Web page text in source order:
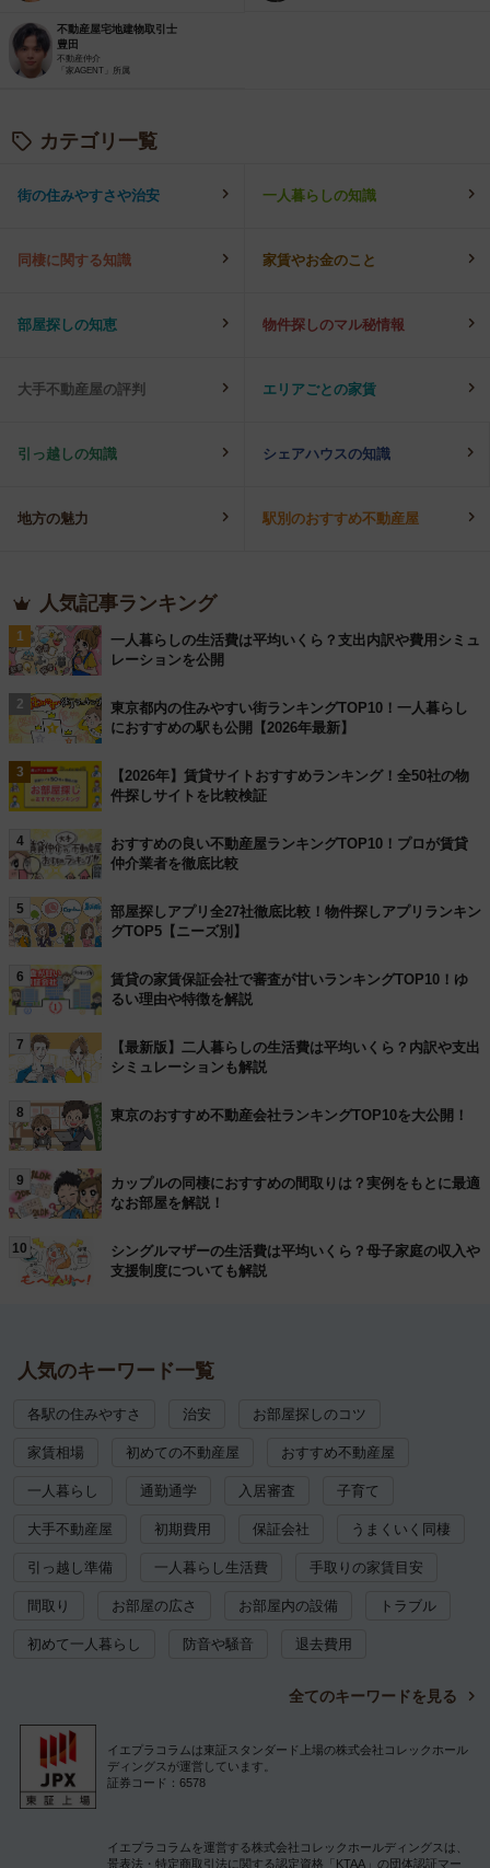
不動産屋宅地建物取引士
豊田
不動産仲介
「家AGENT」所属
カテゴリ一覧
街の住みやすさや治安 一人暮らしの知識
同棲に関する知識 家賃やお金のこと
部屋探しの知恵 物件探しのマル秘情報
大手不動産屋の評判 エリアごとの家賃
引っ越しの知識 シェアハウスの知識
地方の魅力 駅別のおすすめ不動産屋
人気記事ランキング
1
一人暮らしの生活費は平均いくら？支出内訳や費用シミュ
レーションを公開
2
東京都内の住みやすい街ランキングTOP10！一人暮らし
におすすめの駅も公開【2026年最新】
3
【2026年】賃貸サイトおすすめランキング！全50社の物
件探しサイトを比較検証
4
おすすめの良い不動産屋ランキングTOP10！プロが賃貸
仲介業者を徹底比較
5
部屋探しアプリ全27社徹底比較！物件探しアプリランキン
グTOP5【ニーズ別】
6
賃貸の家賃保証会社で審査が甘いランキングTOP10！ゆ
るい理由や特徴を解説
7
【最新版】二人暮らしの生活費は平均いくら？内訳や支出
シミュレーションも解説
8 東京のおすすめ不動産会社ランキングTOP10を大公開！
9
カップルの同棲におすすめの間取りは？実例をもとに最適
なお部屋を解説！
10
シングルマザーの生活費は平均いくら？母子家庭の収入や
支援制度についても解説
人気のキーワード一覧
各駅の住みやすさ 治安 お部屋探しのコツ
家賃相場 初めての不動産屋 おすすめ不動産屋
一人暮らし 通勤通学 入居審査 子育て
大手不動産屋 初期費用 保証会社 うまくいく同棲
引っ越し準備 一人暮らし生活費 手取りの家賃目安
間取り お部屋の広さ お部屋内の設備 トラブル
初めて一人暮らし 防音や騒音 退去費用
全てのキーワードを見る
イエプラコラムは東証スタンダード上場の株式会社コレックホール
ディングスが運営しています。
証券コード：6578
イエプラコラムを運営する株式会社コレックホールディングスは、
景表法・特定商取引法に関する認定資格「KTAA」の団体認証マー